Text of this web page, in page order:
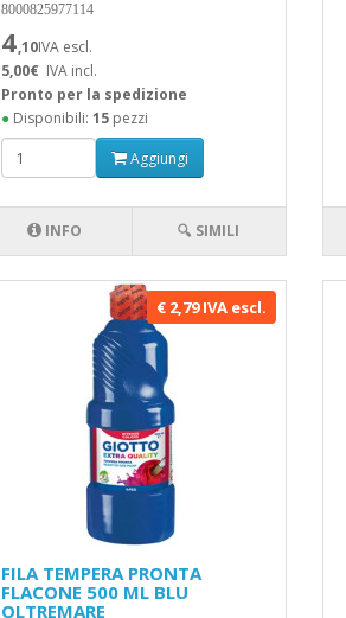
8000825977114
4,10IVA escl.
5,00€ IVA incl.
Pronto per la spedizione
●Disponibili: 15pezzi
Aggiungi
INFO 🔍 SIMILI
€ 2,79 IVA escl.
FILA TEMPERA PRONTA
FLACONE 500 ML BLU
OLTREMARE